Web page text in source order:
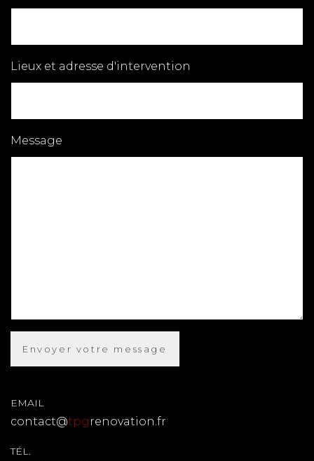
Lieux et adresse d'intervention
Message
EMAIL
contact@tpg renovation.fr
TÉL.